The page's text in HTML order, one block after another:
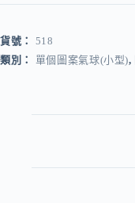
貨號： 518
類別： 單個圖案氣球(小型),